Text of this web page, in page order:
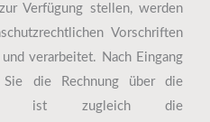
Verfügung stellen, werden
Vorschriften
verarbeitet. Nach Eingang
Sie die Rechnung über die
Dies ist zugleich die